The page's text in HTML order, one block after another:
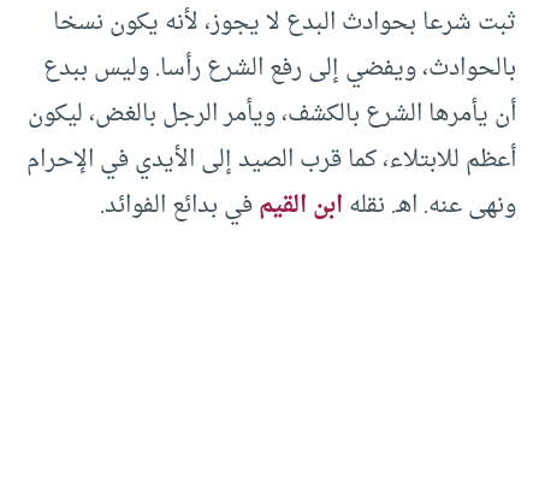
ثبت شرعا بحوادث البدع لا يجوز، لأنه يكون نسخا
بالحوادث، ويفضي إلى رفع الشرع رأسا. وليس ببدع
أن يأمرها الشرع بالكشف، ويأمر الرجل بالغض، ليكون
أعظم للابتلاء، كما قرب الصيد إلى الأيدي في الإحرام
ونهى عنه. اهـ. نقلهابن القيمفي بدائع الفوائد.